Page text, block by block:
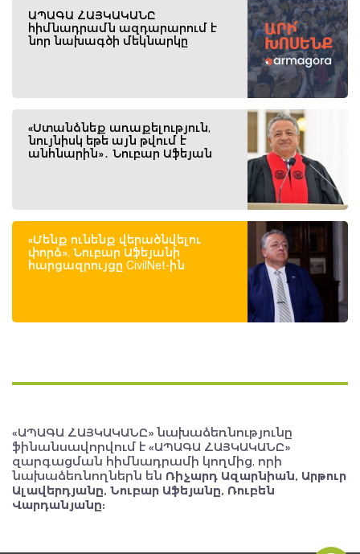
ԱՊԱԳԱ ՀԱՅԿԱԿԱՆԸ
հիմնադրամն ազդարարում է
նոր նախագծի մեկնարկը
«Ստանձնեք առաքելություն,
նույնիսկ եթե այն թվում է
անհնարին»․ Նուբար Աֆեյան
«Մենք ունենք վերածնվելու
փորձ». Նուբար Աֆեյանի
հարցազրույցը CivilNet-ին
«ԱՊԱԳԱ ՀԱՅԿԱԿԱՆԸ» նախաձեռնությունը
ֆինանսավորվում է «ԱՊԱԳԱ ՀԱՅԿԱԿԱՆԸ»
զարգացման հիմնադրամի կողմից, որի
նախաձեռնողներն են Ռիչարդ Ազարնիան, Արթուր
Ալավերդյանը, Նուբար Աֆեյանը, Ռուբեն
Վարդանյանը: